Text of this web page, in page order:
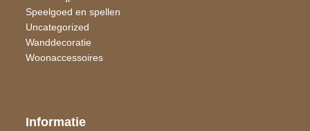
Speelgoed en spellen
Uncategorized
Wand​decoratie
Woon​accessoires
Informatie